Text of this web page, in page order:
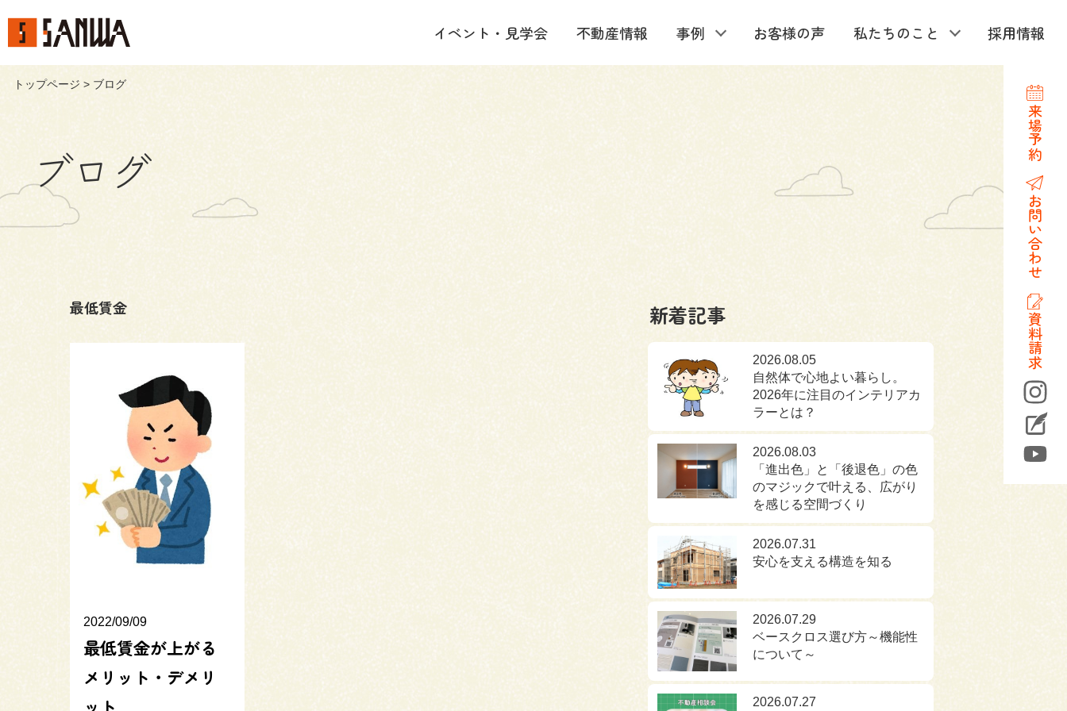
イベント・見学会 不動産情報 事例 お客様の声 私たちのこと 採用情報
来場予約
お問い合わせ
資料請求
トップページ > ブログ
ブログ
最低賃金
2022/09/09
最低賃金が上がる
メリット・デメリ
ット
新着記事
2026.08.05
自然体で心地よい暮らし。
2026年に注目のインテリアカ
ラーとは？
2026.08.03
「進出色」と「後退色」の色
のマジックで叶える、広がり
を感じる空間づくり
2026.07.31
安心を支える構造を知る
2026.07.29
ベースクロス選び方～機能性
について～
2026.07.27